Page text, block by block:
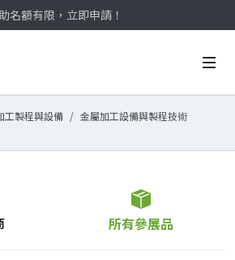
名額有限，立即申請！
申請中‼️
名額有限，立即申請！
工製程與設備 金屬加工設備與製程技術
所有參展品